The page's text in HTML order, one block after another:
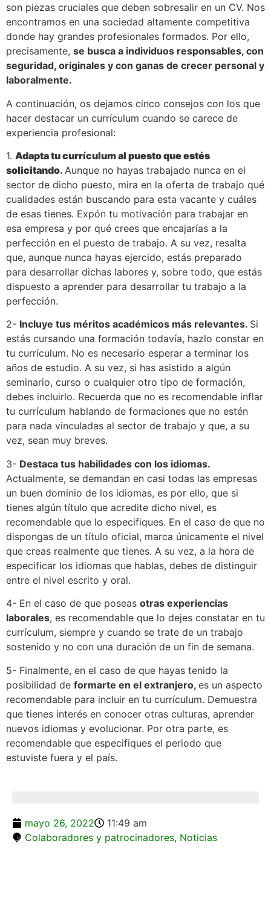
son piezas cruciales que deben sobresalir en un CV. Nos
encontramos en una sociedad altamente competitiva
donde hay grandes profesionales formados. Por ello,
precisamente, se busca a individuos responsables, con
seguridad, originales y con ganas de crecer personal y
laboralmente.
A continuación, os dejamos cinco consejos con los que
hacer destacar un currículum cuando se carece de
experiencia profesional:
1. Adapta tu currículum al puesto que estés
solicitando. Aunque no hayas trabajado nunca en el
sector de dicho puesto, mira en la oferta de trabajo qué
cualidades están buscando para esta vacante y cuáles
de esas tienes. Expón tu motivación para trabajar en
esa empresa y por qué crees que encajarías a la
perfección en el puesto de trabajo. A su vez, resalta
que, aunque nunca hayas ejercido, estás preparado
para desarrollar dichas labores y, sobre todo, que estás
dispuesto a aprender para desarrollar tu trabajo a la
perfección.
2- Incluye tus méritos académicos más relevantes. Si
estás cursando una formación todavía, hazlo constar en
tu currículum. No es necesario esperar a terminar los
años de estudio. A su vez, si has asistido a algún
seminario, curso o cualquier otro tipo de formación,
debes incluirlo. Recuerda que no es recomendable inflar
tu currículum hablando de formaciones que no estén
para nada vinculadas al sector de trabajo y que, a su
vez, sean muy breves.
3- Destaca tus habilidades con los idiomas.
Actualmente, se demandan en casi todas las empresas
un buen dominio de los idiomas, es por ello, que si
tienes algún título que acredite dicho nivel, es
recomendable que lo especifiques. En el caso de que no
dispongas de un título oficial, marca únicamente el nivel
que creas realmente que tienes. A su vez, a la hora de
especificar los idiomas que hablas, debes de distinguir
entre el nivel escrito y oral.
4- En el caso de que poseas otras experiencias
laborales, es recomendable que lo dejes constatar en tu
currículum, siempre y cuando se trate de un trabajo
sostenido y no con una duración de un fin de semana.
5- Finalmente, en el caso de que hayas tenido la
posibilidad de formarte en el extranjero, es un aspecto
recomendable para incluir en tu currículum. Demuestra
que tienes interés en conocer otras culturas, aprender
nuevos idiomas y evolucionar. Por otra parte, es
recomendable que especifiques el periodo que
estuviste fuera y el país.
mayo 26, 2022
11:49 am
Colaboradores y patrocinadores, Noticias